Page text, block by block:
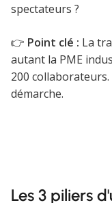
spectateurs ?
👉 Point clé : La
autant la PME
200 collaborateurs.
démarche.
Les 3 piliers